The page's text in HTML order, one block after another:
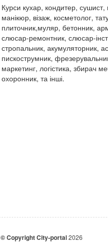
Курси кухар, кондитер,
манікюр, візаж, косметолог,
плиточник,муляр, бетонник,
слюсар-ремонтник, слюсар-
стропальник, акумуляторник,
пискострумник,
маркетинг, логістика, збирач
охоронник, та інші.
© Copyright City-portal2026